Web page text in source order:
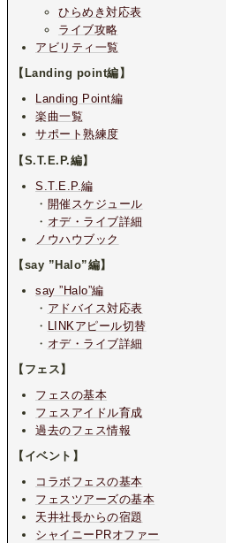
ひらめき対応表
ライブ攻略
アビリティ一覧
【Landing point編】
Landing Point編
楽曲一覧
サポート熟練度
【S.T.E.P.編】
S.T.E.P.編
・ 開催スケジュール
・ オデ・ライブ詳細
ノウハウブック
【say ”Halo”編】
say ”Halo”編
・ アドバイス対応表
・
LINKアピール切替
・ オデ・ライブ詳細
【フェス】
フェスの基本
フェスアイドル育成
過去のフェス情報
【イベント】
コラボフェスの基本
フェスツアーズの基本
天井社長からの宿題
シャイニーPRオファー